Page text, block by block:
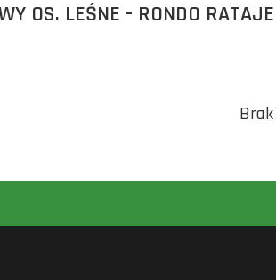
OS. LEŚNE - RONDO RATAJE